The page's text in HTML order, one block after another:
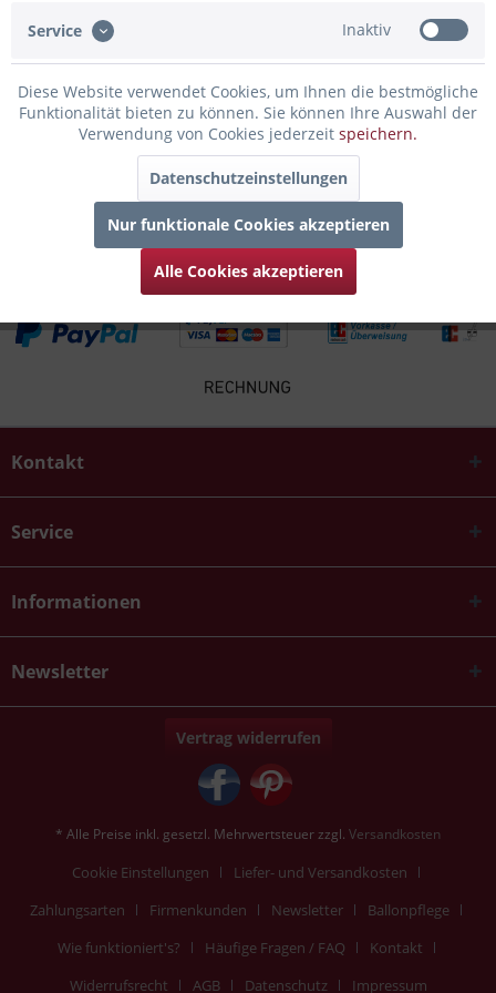
Infos zum Hersteller
Folgende Infos zum Hersteller sind verfübar......mehr
Kontakt
Service
Informationen
Newsletter
Vertrag widerrufen
* Alle Preise inkl. gesetzl. Mehrwertsteuer zzgl. Versandkosten
Cookie Einstellungen
Liefer- und Versandkosten
Zahlungsarten
Firmenkunden Newsletter
Ballonpflege
Wie funktioniert's?
Häufige Fragen / FAQ
Kontakt
Widerrufsrecht
AGB Datenschutz Impressum
Service Inaktiv
Diese Website verwendet Cookies, um Ihnen die bestmögliche
Funktionalität bieten zu können. Sie können Ihre Auswahl der
Verwendung von Cookies jederzeit speichern.
Datenschutzeinstellungen
Nur funktionale Cookies akzeptieren
Alle Cookies akzeptieren